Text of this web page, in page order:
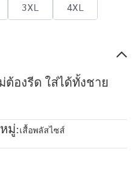
3XL
4XL
ต้องรีด ใส่ได้ทั้งชาย
มู่: เสื้อพลัสไซส์